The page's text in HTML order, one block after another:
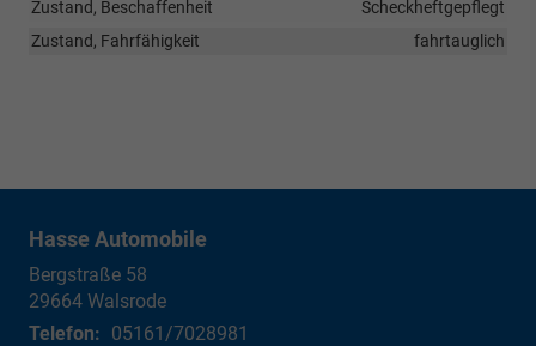
Zustand, Beschaffenheit
Scheckheftgepflegt
Zustand, Fahrfähigkeit
fahrtauglich
Hasse Automobile
Bergstraße 58
29664 Walsrode
Telefon: 05161/7028981